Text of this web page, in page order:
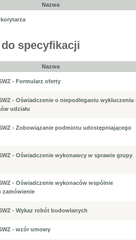
Nazwa
do specyfikacji
Nazwa
- Formularz oferty
- Oświadczenie o niepodleganiu wykluczeniu
udziału
- Zobowiązanie podmiotu udostępniającego
- Oświadczenie wykonawcy w sprawie grupy
- Oświadczenie wykonaców wspólnie
zamówienie
- Wykaz robót budowlanych
- wzór umowy